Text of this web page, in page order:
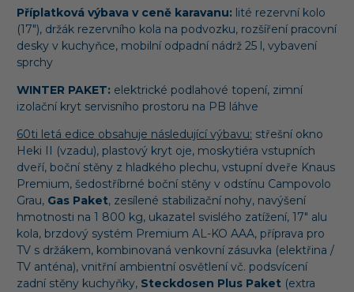
Příplatková výbava v ceně karavanu: lité rezervní kolo
(17"), držák rezervního kola na podvozku, rozšíření pracovní
desky v kuchyňce, mobilní odpadní nádrž 25 l, vybavení
sprchy
WINTER PAKET: elektrické podlahové topení, zimní
izolační kryt servisního prostoru na PB láhve
60ti letá edice obsahuje následující výbavu: střešní okno
Heki II (vzadu), plastový kryt oje, moskytiéra vstupních
dveří, boční stěny z hladkého plechu, vstupní dveře Knaus
Premium, šedostříbrné boční stěny v odstínu Campovolo
Grau, Gas Paket, zesílené stabilizační nohy, navýšení
hmotnosti na 1 800 kg, ukazatel svislého zatížení, 17" alu
kola, brzdový systém Premium AL-KO AAA, příprava pro
TV s držákem, kombinovaná venkovní zásuvka (elektřina /
TV anténa), vnitřní ambientní osvětlení vč. podsvícení
zadní stěny kuchyňky, Steckdosen Plus Paket (extra